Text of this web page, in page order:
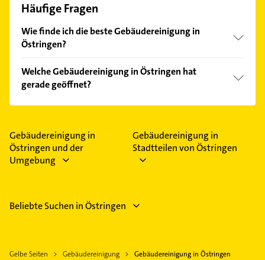
Häufige Fragen
Wie finde ich die beste Gebäudereinigung in
Östringen?
Vergleichen Sie alle Anbieter anhand echter
Kundenmeinungen und profitieren Sie von den
Empfehlungen. Die Suchergebnisse können Sie sich
einfach nachBewertungensortiert anzeigen lassen.
Welche Gebäudereinigung in Östringen hat
gerade geöffnet?
Im Anbieter-Bereich finden Sie alleÖffnungszeiten.
Feiertagen abweichen können.
Gebäudereinigung in
Östringen und der
Umgebung
Gebäudereinigung in
Stadtteilen von Östringen
Beliebte Suchen in Östringen
Gelbe Seiten Gebäudereinigung Gebäudereinigung in Östringen